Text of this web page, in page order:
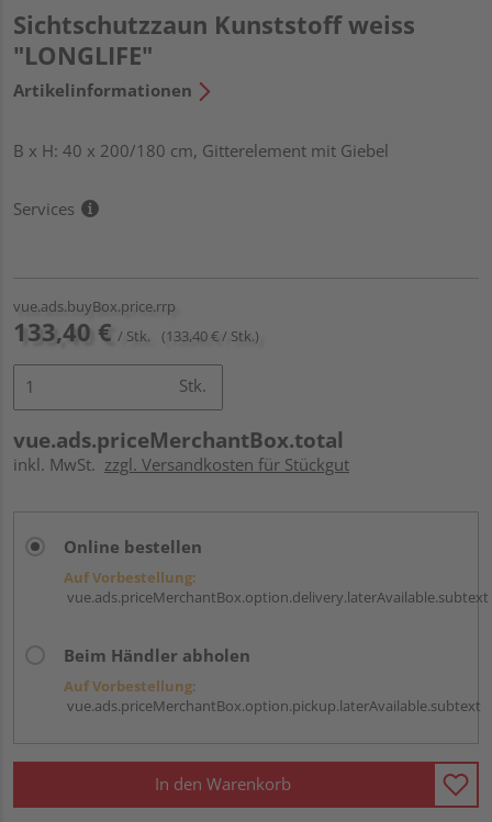
Sichtschutzzaun Kunststoff weiss
"LONGLIFE"
Artikelinformationen
B x H: 40 x 200/180 cm, Gitterelement mit Giebel
Services
vue.ads.buyBox.price.rrp
133,40 € / Stk. (133,40 € / Stk.)
Stk.
vue.ads.priceMerchantBox.total
inkl. MwSt. zzgl. Versandkosten für Stückgut
Online bestellen
Auf Vorbestellung:
vue.ads.priceMerchantBox.option.delivery.laterAvailable.subtext
Beim Händler abholen
Auf Vorbestellung:
vue.ads.priceMerchantBox.option.pickup.laterAvailable.subtext
In den Warenkorb